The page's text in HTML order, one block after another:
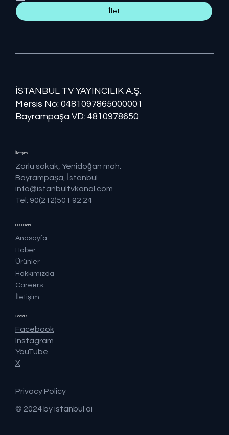
İlet
İSTANBUL TV YAYINCILIK A.Ş.
Mersis No: ​​0481097865000001
Bayrampaşa VD: 4810978650
Hızlı Menü
Anasayfa
Haber
Ürünler
Hakkımızda
Careers
İletişim
İletişim
Zorlu sokak, Yenidoğan mah.
Bayrampaşa, İstanbul
info@istanbultvkanal.com
Tel: 90(212)501 92 24
Socials
Facebook
Instagram
YouTube
X
© 2024 by istanbul ai
Privacy Policy